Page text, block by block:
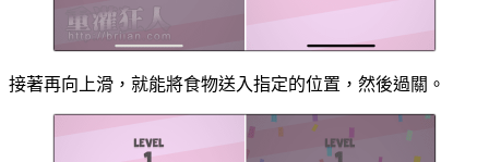
接著再向上滑，就能將食物送入指定的位置，然後過關。